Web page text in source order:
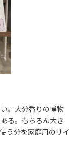
。大分香りの博物
る。もちろん大き
う分を家庭用のサイ